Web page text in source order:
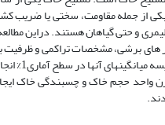
جمله مقاومت، سختی یا ضریب
متفاوت (05/0%، 1/0%، 15/0% و 25/0%) بر پارامتر های
شده در قالب
وزن واحد حجم خاک و چسبندگی خاک